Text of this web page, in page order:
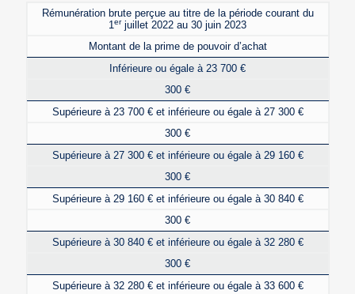
Rémunération brute perçue au titre de la période courant du
1erjuillet 2022 au 30 juin 2023
Montant de la prime de pouvoir d’achat
Inférieure ou égale à 23 700 €
300 €
Supérieure à 23 700 € et inférieure ou égale à 27 300 €
300 €
Supérieure à 27 300 € et inférieure ou égale à 29 160 €
300 €
Supérieure à 29 160 € et inférieure ou égale à 30 840 €
300 €
Supérieure à 30 840 € et inférieure ou égale à 32 280 €
300 €
Supérieure à 32 280 € et inférieure ou égale à 33 600 €